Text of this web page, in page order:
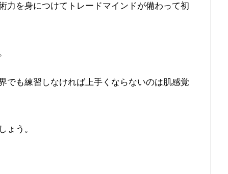
力を身につけてトレードマインドが備わって初
でも練習しなければ上手くならないのは肌感覚
ょう。